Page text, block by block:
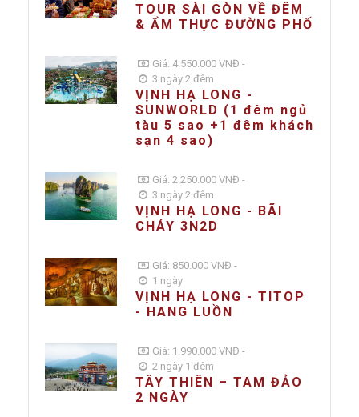
TOUR SÀI GÒN VỀ ĐÊM
& ẨM THỰC ĐƯỜNG PHỐ
Giá: 4.550.000 VNĐ -
3 ngày 2 đêm
VỊNH HẠ LONG -
SUNWORLD (1 đêm ngủ
tàu 5 sao +1 đêm khách
sạn 4 sao)
Giá: 2.250.000 VNĐ -
3 ngày 2 đêm
VỊNH HẠ LONG - BÃI
CHÁY 3N2D
Giá: 850.000 VNĐ -
1 ngày
VỊNH HẠ LONG - TITOP
- HANG LUỒN
Giá: 1.990.000 VNĐ -
2 ngày 1 đêm
TÂY THIÊN – TAM ĐẢO
2 NGÀY